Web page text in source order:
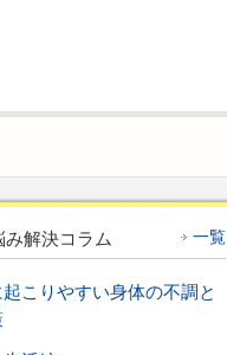
み解決コラム 一覧
こりやすい身体の不調と